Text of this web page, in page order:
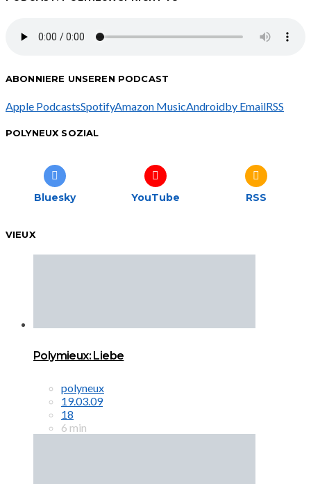
ABONNIERE UNSEREN PODCAST
Apple PodcastsSpotifyAmazon MusicAndroidby EmailRSS
POLYNEUX SOZIAL
Bluesky YouTube RSS
VIEUX
Polymieux: Liebe
polyneux
19.03.09
18
6 min